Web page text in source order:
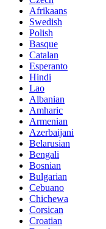
Afrikaans
Swedish
Polish
Basque
Catalan
Esperanto
Hindi
Lao
Albanian
Amharic
Armenian
Azerbaijani
Belarusian
Bengali
Bosnian
Bulgarian
Cebuano
Chichewa
Corsican
Croatian